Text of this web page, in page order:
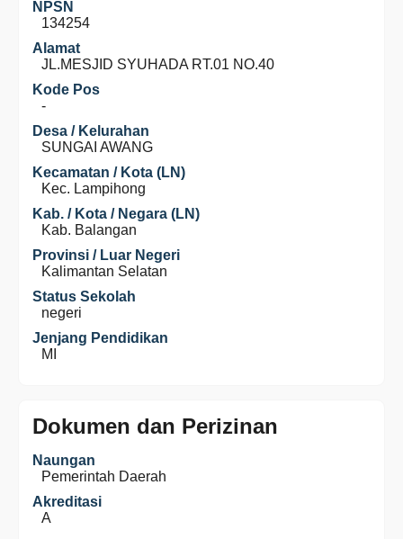
NPSN
134254
Alamat
JL.MESJID SYUHADA RT.01 NO.40
Kode Pos
-
Desa / Kelurahan
SUNGAI AWANG
Kecamatan / Kota (LN)
Kec. Lampihong
Kab. / Kota / Negara (LN)
Kab. Balangan
Provinsi / Luar Negeri
Kalimantan Selatan
Status Sekolah
negeri
Jenjang Pendidikan
MI
Dokumen dan Perizinan
Naungan
Pemerintah Daerah
Akreditasi
A